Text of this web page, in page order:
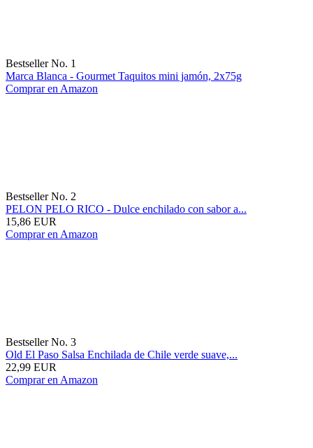
Bestseller No. 1
Marca Blanca - Gourmet Taquitos mini jamón, 2x75g
Comprar en Amazon
Bestseller No. 2
PELON PELO RICO - Dulce enchilado con sabor a...
15,86 EUR
Comprar en Amazon
Bestseller No. 3
Old El Paso Salsa Enchilada de Chile verde suave,...
22,99 EUR
Comprar en Amazon